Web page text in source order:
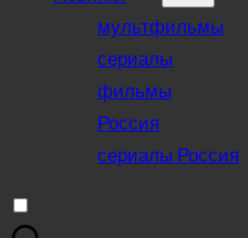
мультфильмы
сериалы
фильмы
Россия
сериалы Россия